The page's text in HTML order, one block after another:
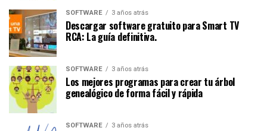
SOFTWARE 3 años atrás
Descargar software gratuito para Smart TV
RCA: La guía definitiva.
SOFTWARE 3 años atrás
Los mejores programas para crear tu árbol
genealógico de forma fácil y rápida
SOFTWARE 3 años atrás